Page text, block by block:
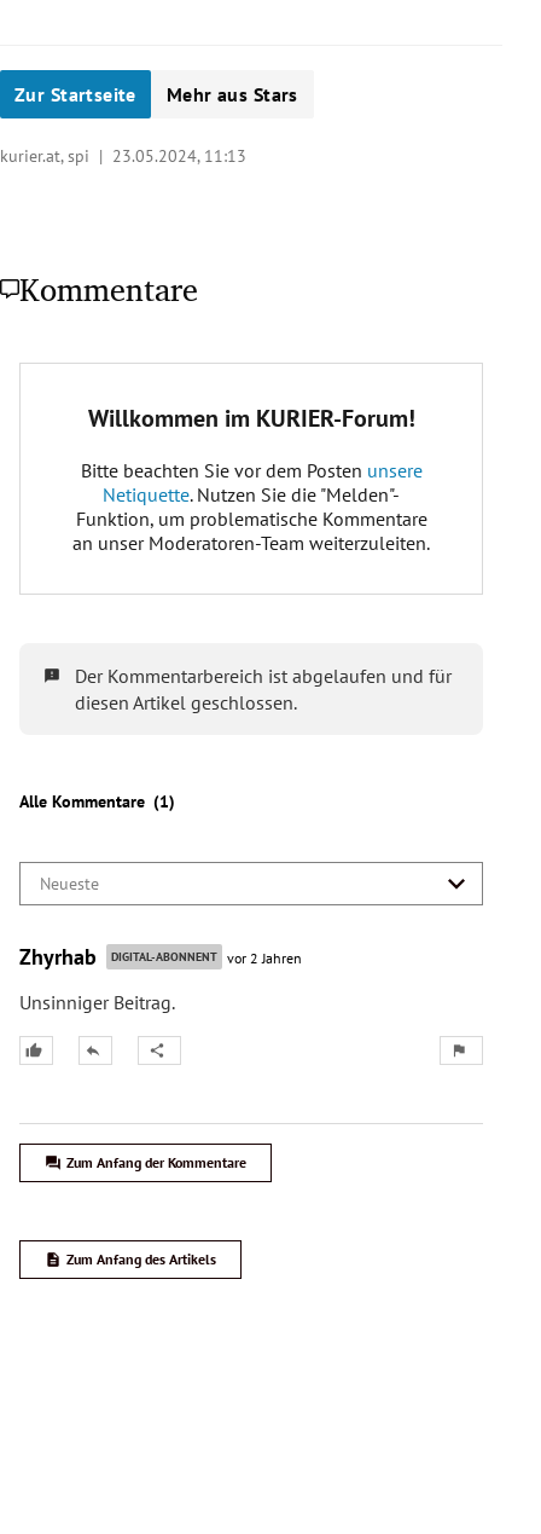
Zur Startseite Mehr aus Stars
kurier.at, spi | 23.05.2024, 11:13
Kommentare